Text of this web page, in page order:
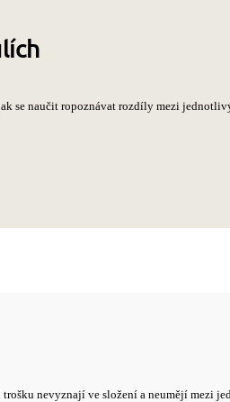
se naučit ropoznávat rozdíly mezi
nevyznají ve složení a neumějí